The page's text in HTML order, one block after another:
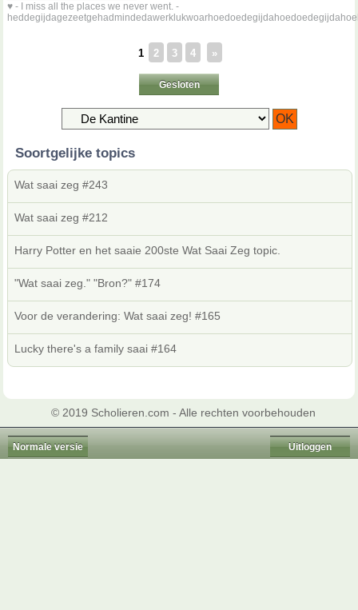
♥ - I miss all the places we never went. -
1 2 3 4 »
Gesloten
Soortgelijke topics
Wat saai zeg #243
Wat saai zeg #212
Harry Potter en het saaie 200ste Wat Saai Zeg topic.
"Wat saai zeg." "Bron?" #174
Voor de verandering: Wat saai zeg! #165
Lucky there's a family saai #164
© 2019 Scholieren.com - Alle rechten voorbehouden
Normale versie Uitloggen